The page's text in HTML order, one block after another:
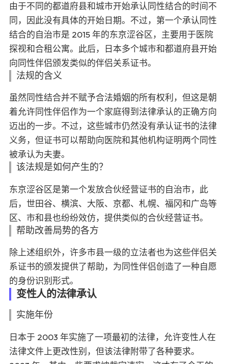
由于不同的都道府县和城市开始承认同性结合的时间不
同，因此没有具体的开始日期。不过，第一个承认同性
结合的自治市是 2015 年的东京涩谷区，主要用于医院
探视和合租公寓。此后，日本多个城市和都道府县开始
向同性伴侣颁发类似的伴侣关系证书。
法规的含义
虽然同性结合并不赋予合法婚姻的所有权利，但这是朝
着允许同性伴侣作为一个家庭得到法律承认的正确方向
迈出的一步。不过，这些城市仍然没有承认证书的法律
义务，但证书可以帮助向医院和其他机构证明两个同性
被承认为夫妻。
该法规是如何产生的？
东京涩谷区是第一个发放合伙经营证书的自治市，此
后，世田谷、横滨、大阪、京都、札幌、福冈和广岛等
区、市和县也纷纷效仿，提供类似的合伙经营证书。
帮助改善局势的各方
除上述组织外，许多市县一级的立法者也为这些伴侣关
系证书的颁发提供了帮助，为同性伴侣创造了一种自愿
的身份识别形式。
变性人的法律承认
实施年份
日本于 2003 年实施了一项最初的法律，允许变性人在
法律文件上更改性别，但该法律附带了各种要求。